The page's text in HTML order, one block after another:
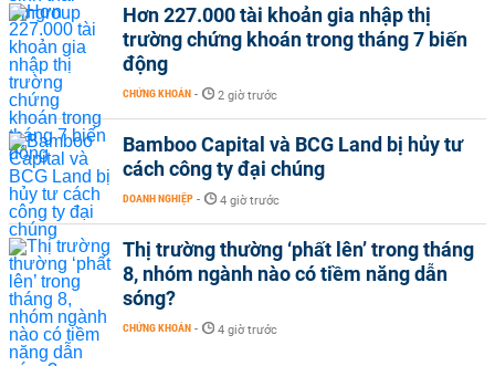
Hơn 227.000 tài khoản gia nhập thị
trường chứng khoán trong tháng 7 biến
động
CHỨNG KHOÁN - 2 giờ trước
Bamboo Capital và BCG Land bị hủy tư
cách công ty đại chúng
DOANH NGHIỆP - 4 giờ trước
Thị trường thường ‘phất lên’ trong tháng
8, nhóm ngành nào có tiềm năng dẫn
sóng?
CHỨNG KHOÁN - 4 giờ trước